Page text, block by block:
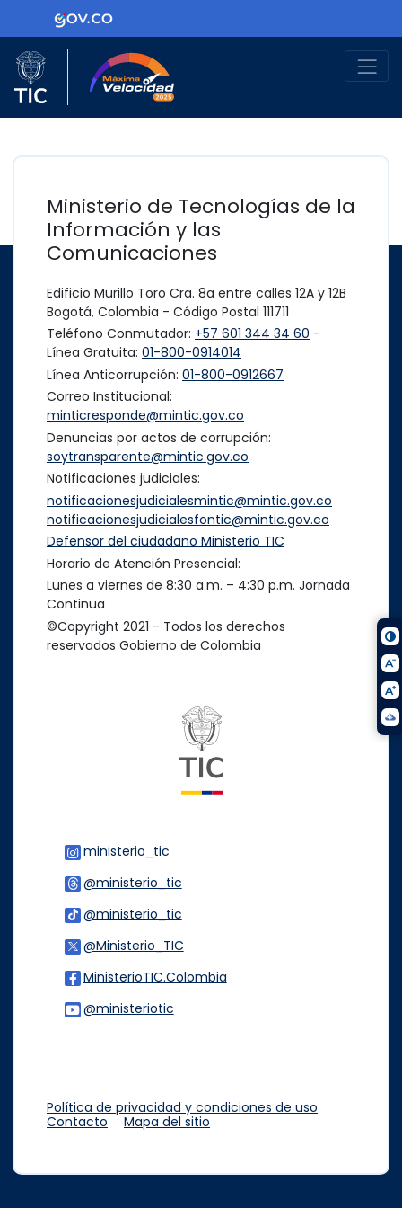
Ir al contenido principalLogo Gobierno de Colombia
Logo del Ministerio TIC
Ministerio de Tecnologías de la
Información y las
Comunicaciones
Edificio Murillo Toro Cra. 8a entre calles 12A y 12B
Bogotá, Colombia - Código Postal 111711
Teléfono Conmutador: +57 601 344 34 60 -
Línea Gratuita: 01-800-0914014
Línea Anticorrupción: 01-800-0912667
Correo Institucional:
minticresponde@mintic.gov.co
Denuncias por actos de corrupción:
soytransparente@mintic.gov.co
Notificaciones judiciales:
notificacionesjudicialesmintic@mintic.gov.co
notificacionesjudicialesfontic@mintic.gov.co
Defensor del ciudadano Ministerio TIC
Horario de Atención Presencial:
Lunes a viernes de 8:30 a.m. – 4:30 p.m. Jornada
Continua
©Copyright 2021 - Todos los derechos
reservados Gobierno de Colombia
ministerio_tic
@ministerio_tic
@ministerio_tic
@Ministerio_TIC
MinisterioTIC.Colombia
@ministeriotic
Política de privacidad y condiciones de uso
Contacto
Mapa del sitio